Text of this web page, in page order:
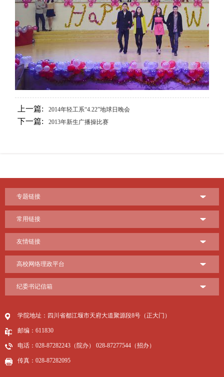
上一篇: 2014年轻工系“4.22”地球日晚会
下一篇: 2013年新生广播操比赛
专题链接
常用链接
友情链接
高校网络理政平台
纪委书记信箱
学院地址：四川省都江堰市天府大道聚源段8号（正大门）
邮编：611830
电话：028-87282243（院办） 028-87277544（招办）
传真：028-87282095